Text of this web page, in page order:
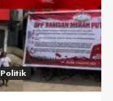
Politik